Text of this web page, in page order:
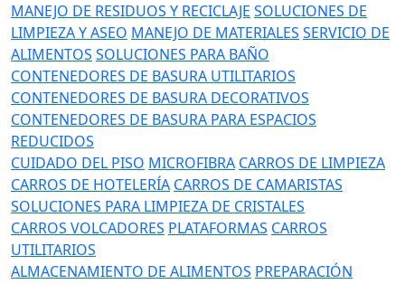
MANEJO DE RESIDUOS Y RECICLAJE SOLUCIONES DE
LIMPIEZA Y ASEO MANEJO DE MATERIALES SERVICIO DE
ALIMENTOS SOLUCIONES PARA BAÑO
CONTENEDORES DE BASURA UTILITARIOS
CONTENEDORES DE BASURA DECORATIVOS
CONTENEDORES DE BASURA PARA ESPACIOS
REDUCIDOS
CUIDADO DEL PISO MICROFIBRA CARROS DE LIMPIEZA
CARROS DE HOTELERÍA CARROS DE CAMARISTAS
SOLUCIONES PARA LIMPIEZA DE CRISTALES
CARROS VOLCADORES PLATAFORMAS CARROS
UTILITARIOS
ALMACENAMIENTO DE ALIMENTOS PREPARACIÓN